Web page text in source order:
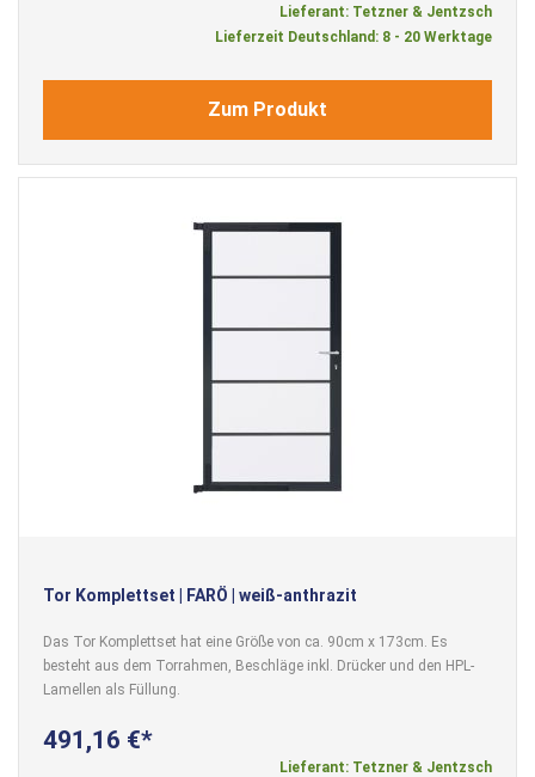
Lieferant: Tetzner & Jentzsch
Lieferzeit Deutschland: 8 - 20 Werktage
Zum Produkt
Tor Komplettset | FARÖ | weiß-anthrazit
Das Tor Komplettset hat eine Größe von ca. 90cm x 173cm. Es
besteht aus dem Torrahmen, Beschläge inkl. Drücker und den HPL-
Lamellen als Füllung.
491,16 €
Lieferant: Tetzner & Jentzsch